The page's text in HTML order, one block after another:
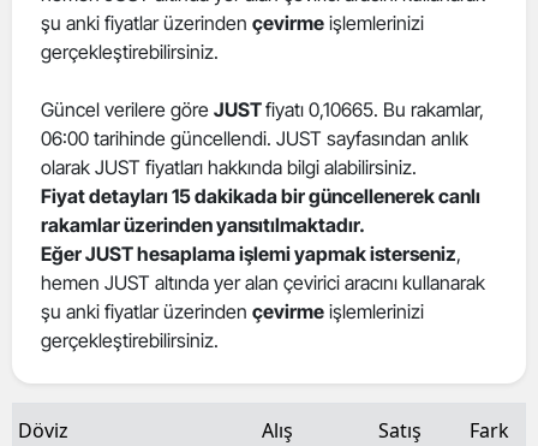
şu anki fiyatlar üzerinden çevirme işlemlerinizi
gerçekleştirebilirsiniz.
Güncel verilere göre JUSTfiyatı 0,10665. Bu rakamlar,
06:00 tarihinde güncellendi. JUST sayfasından anlık
olarak JUST fiyatları hakkında bilgi alabilirsiniz.
Fiyat detayları 15 dakikada bir güncellenerek canlı
rakamlar üzerinden yansıtılmaktadır.
Eğer JUST hesaplama işlemi yapmak isterseniz,
hemen JUST altında yer alan çevirici aracını kullanarak
şu anki fiyatlar üzerinden çevirme işlemlerinizi
gerçekleştirebilirsiniz.
Döviz Alış Satış Fark